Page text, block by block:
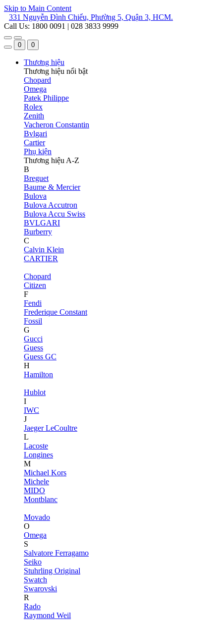
Skip to Main Content
331 Nguyễn Đình Chiểu, Phường 5, Quận 3, HCM.
Call Us: 1800 0091 | 028 3833 9999
0 0
Thương hiệu
Thương hiệu nổi bật
Chopard
Omega
Patek Philippe
Rolex
Zenith
Vacheron Constantin
Bvlgari
Cartier
Phụ kiện
Thương hiệu A-Z
B
Breguet
Baume & Mercier
Bulova
Bulova Accutron
Bulova Accu Swiss
BVLGARI
Burberry
C
Calvin Klein
CARTIER
Chopard
Citizen
F
Fendi
Frederique Constant
Fossil
G
Gucci
Guess
Guess GC
H
Hamilton
Hublot
I
IWC
J
Jaeger LeCoultre
L
Lacoste
Longines
M
Michael Kors
Michele
MIDO
Montblanc
Movado
O
Omega
S
Salvatore Ferragamo
Seiko
Stuhrling Original
Swatch
Swarovski
R
Rado
Raymond Weil